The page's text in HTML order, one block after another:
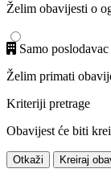
Želim obavijesti o
Samo poslodavac
Želim primati
Kriteriji pretrage
Obavijest će biti
Otkaži Kreiraj